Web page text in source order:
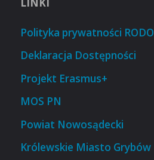
Polityka prywatności RODO
Deklaracja Dostępności
Projekt Erasmus+
MOS PN
Powiat Nowosądecki
Królewskie Miasto Grybów